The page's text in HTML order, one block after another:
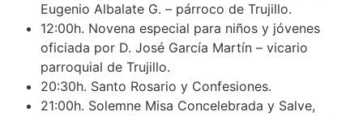
Eugenio Albalate G. – párroco de Trujillo.
12:00h. Novena especial para niños y jóvenes
oficiada por D. José García Martín – vicario
parroquial de Trujillo.
20:30h. Santo Rosario y Confesiones.
21:00h. Solemne Misa Concelebrada y Salve,